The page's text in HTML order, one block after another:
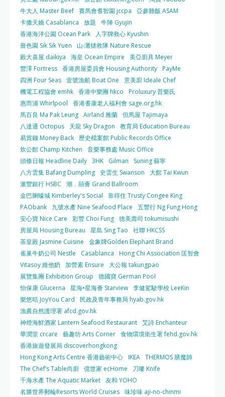
牛大人 Master Beef 賽馬會耆智園 jccpa
亞參雞飯 ASAM
卡撒天嬌 Casablanca
放題
牛陣 Gyujin
香港海洋公園 Ocean Park
人字牌救心 Kyushin
嗇色園 Sik Sik Yuen
山‧灘拯救隊 Nature Rescue
殿大喜屋 daikiya
海皇 Ocean Empire
美亞廚具 Meyer
豐澤 Fortress 香港房屋委員會 Housing Authority PayMe
四洲 Four Seas 壹號漁船 Boat One
意美廚 Ideale Chef
機電工程協會 emhk 香港中樂團 hkco
Proluxury 普樂氏
惠而浦 Whirlpool
香港耆康老人福利會 sage.org.hk
馬百良 Ma Pak Leung Airland 雅蘭 但馬屋 Tajimaya
八達通 Octopus
天龍 Sky Dragon
教育局 Education Bureau
易賞錢 Money Back
歷史檔案館 Public Records Office
炊公館 Champ Kitchen
音樂事務處 Music Office
頭條日報 Headline Daily 3HK Gilman
Suning 蘇寧
八方雲集 Bafang Dumpling
史雲生 Swanson
大館 Tai Kwun
滙豐銀行 HSBC
潮．囍薈 Grand Ballroom
金巴脷蠔城 Kimberley's Social
靠得住 Trusty Congee King
PAObank
九號水產 Nine Seafood Place
五豐行 Ng Fung Hong
安心寶 Nice Care
彩豐 Choi Fung 德美壽司 tokumisushi
房屋局 Housing Bureau
星島 Sing Tao
社聯 HKCSS
茶皇殿 Jasmine Cuisine
金象牌Golden Elephant Brand
雀巢牛奶公司 Nestle
Casablanca
Hong Chi Association 匡智會
Vitasoy 維他奶
加營素 Ensure
大公報 takungpao
展覽集團 Exhibition Group
德國寶 German Pool
怡保康 Glucerna
星海•星海薈 Starview 李健駕駛學校 LeeKin
樂悠咭 JoyYou Card
民政及青年事務局 hyab.gov.hk
漁農自然護理署 afcd.gov.hk
神燈海鮮酒家 Lantern Seafood Restaurant 艾詩 Enchanteur
華潤堂 crcare
藝趣坊 Arts Corner 食物環境衛生署 fehd.gov.hk
香港旅遊發展局 discoverhongkong
Hong Kong Arts Centre 香港藝術中心 IKEA THERMOS 膳魔師
The Chef’s Table尚廚 億世家 ecHome
刀嘜 Knife
千海水產 The Aquatic Market 友和 YOHO
名勝世界郵輪Resorts World Cruises 味珍味 aji-no-chinmi